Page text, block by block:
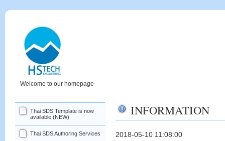
Welcome to our homepage
INFORMATION
2018-05-10 11:08:00
Thai SDS Template is now
available (NEW)
Thai SDS Authoring Services